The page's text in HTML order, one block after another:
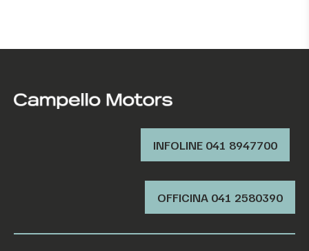
INFOLINE 041 8947700
OFFICINA ‭041 2580390‬